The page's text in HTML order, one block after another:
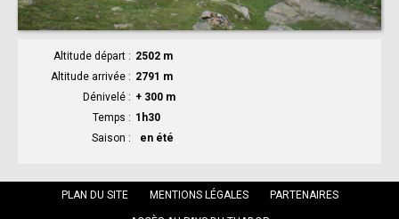
Altitude départ
2502 m
Altitude arrivée
2791 m
Dénivelé
+ 300 m
Temps
1h30
Saison
en été
PLAN DU SITE MENTIONS LÉGALES PARTENAIRES